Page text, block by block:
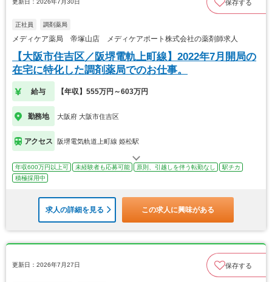
更新日：2026年7月30日 保存する
正社員 調剤薬局
メディケア薬局 帝塚山店 メディケアポート株式会社の薬剤師求人
【大阪市住吉区／阪堺電軌上町線】2022年7月開局の
在宅に特化した調剤薬局でのお仕事。
給与 【年収】555万円～603万円
勤務地 大阪府 大阪市住吉区
アクセス 阪堺電気軌道上町線 姫松駅
年収600万円以上可 未経験者も応募可能 原則、引越しを伴う転勤なし
駅チカ
積極採用中
求人の詳細を見る この求人に興味がある
更新日：2026年7月27日 保存する